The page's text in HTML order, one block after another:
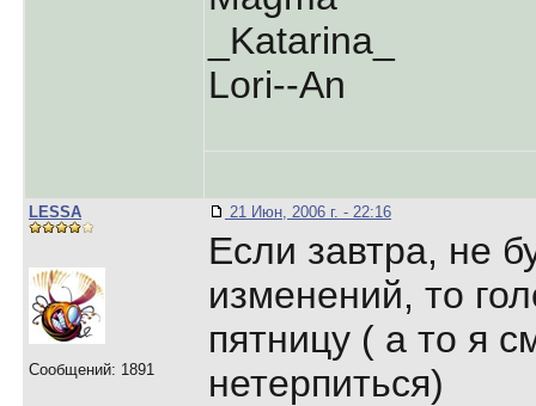
_Katarina_
Lori--An
LESSA
Сообщений: 1891
21 Июн, 2006 г. - 22:16
Если завтра, не
изменений, то
пятницу ( а то я
нетерпиться)